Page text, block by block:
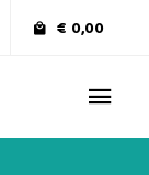
€ 0,00